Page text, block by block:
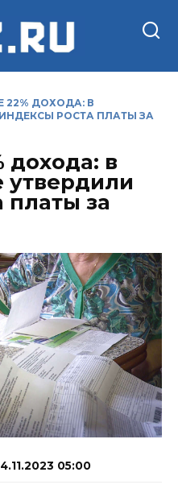
22% ДОХОДА: В
РОСТА ПЛАТЫ ЗА
дохода: в
утвердили
платы за
05:00